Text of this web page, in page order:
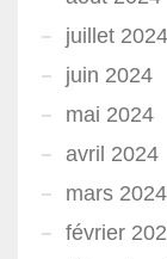
juillet 2024
juin 2024
mai 2024
avril 2024
mars 2024
février